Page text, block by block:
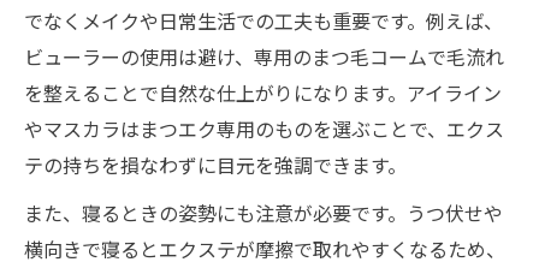
でなくメイクや日常生活での工夫も重要です。例えば、
ビューラーの使用は避け、専用のまつ毛コームで毛流れ
を整えることで自然な仕上がりになります。アイライン
やマスカラはまつエク専用のものを選ぶことで、エクス
テの持ちを損なわずに目元を強調できます。
また、寝るときの姿勢にも注意が必要です。うつ伏せや
横向きで寝るとエクステが摩擦で取れやすくなるため、